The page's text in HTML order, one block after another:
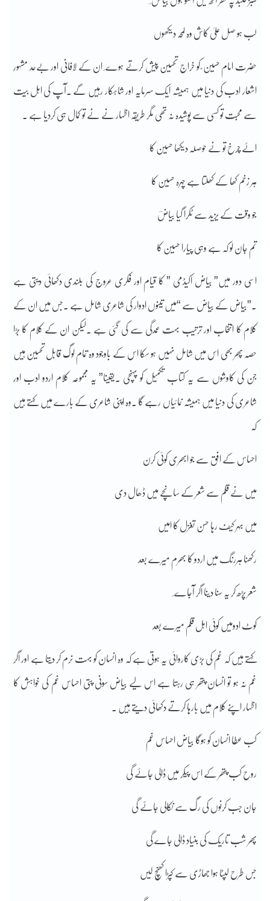
لب ہو صل علیٰ کاش وہ لمحہ دیکھوں
حضرت امام حسین ؑ کو خراج تحسین پیش کرتے ہوے ٔ ان کے لافانی اور بےحد مشہور
اشعار ادب کی دنیا میں ہمیشہ ایک سرمایہ اور شاہکار رہیں گے ۔آپ کی اہل بیت
سے محبت تو کسی سے پوشیدہ نہ تھی مگر طریقہ اظہار نے نے تو کمال ہی کردیا ہے ۔
اۓ چرخ تو نے حوصلہ دیکھا حسین کا
ہر زخم کھا کے کھلتا ہے چہرہ حسین کا
جو وقت کے یزید سے ٹکرا گیا بیاضؔ
تم جان لو کہ ہے وہی پیارا حسین کا
اسی دور میں” بیاض اکیڈمی ” کا قیام اور فکری عروج کی بلندی دکھائی دیتی ہے
۔”بیاض کے بیاض سے “میں تینوں ادوار کی شاعری شامل ہے ۔جس میں ان کے
کلام کا انتخاب اور ترتیب بہت عمدگی سے کی گئی ہے ۔لیکن ان کے کلام کا بڑا
حصہ پھر بھی اس میں شامل نہیں ہو سکا اس کے باوجود وہ تمام لوگ قابل تحسین ہیں
جن کی کاوشوں سے یہ کتاب تکمیل کو پہنچی ۔یقینا” یہ مجموعہ کلام اردو ادب اور
شاعری کی دنیا میں ہمیشہ نمائیاں رہے گا ۔وہ اپنی شاعری کے بارے میں کہتے ہیں
کہ
احساس کے افق سے جو ابھری کوئی کرن
میں نے قلم سے شعر کے سانچے میں ڈھال دی
میں بہر کیف رہا حسن تغزل کا امیں
رکھنا ہررنگ میں اردو کا بھرم میرے بعد
شعر پڑھ کر یہ سنا دینا اگر آجاے ٔ
کوٹ ادومیں کوئی اہل قلم میرے بعد
کہتے ہیں کہ غم کی بڑی کاروائی یہ ہوتی ہے کہ وہ انسان کو بہت نرم کر دیتا ہے اور اگر
غم نہ ہو تو انسان پتھر ہی رہتا ہے اس لیے بیاض سونی پتی احساس غم کی خواہش کا
اظہار اپنے کلام میں بارہا کرتے دکھائی دیتے ہیں ۔
کب عطا انسان کو ہوگا بیاض احساس غم
روح کب پتھر کے اس پیکر میں ڈالی جاۓ گی
جان جب کرنوں کی رگ سے نکالی جاۓ گی
پھر شب تاریک کی بنیاد ڈالی جاے ٔگی
جس طرح لپٹا ہوا جھاڑی سے کپڑا کھنچ لیں